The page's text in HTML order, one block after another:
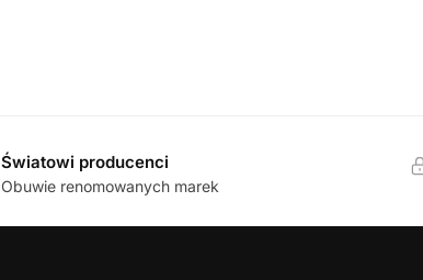
Światowi producenci
Obuwie renomowanych marek